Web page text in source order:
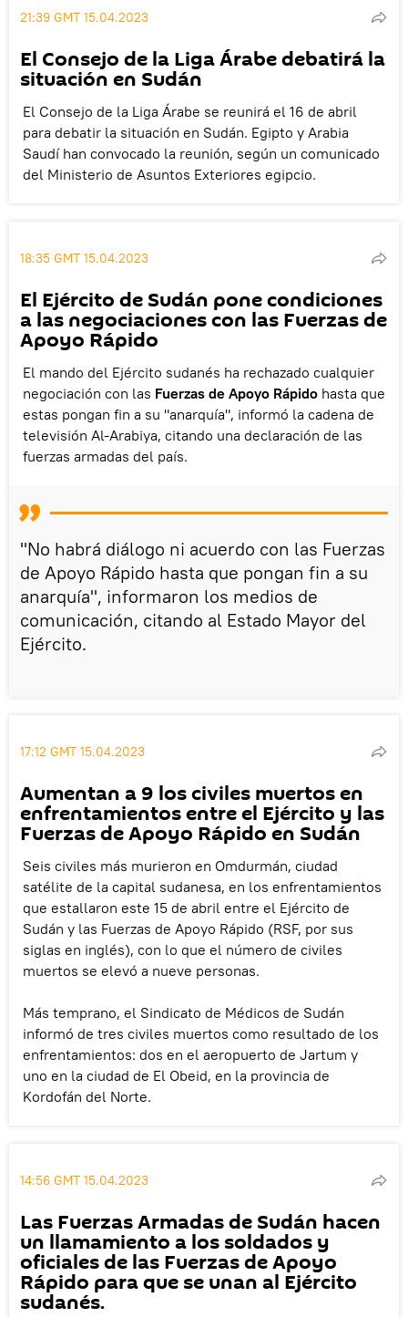
21:39 GMT 15.04.2023
El Consejo de la Liga Árabe debatirá la
situación en Sudán
El Consejo de la Liga Árabe se reunirá el 16 de abril
para debatir la situación en Sudán. Egipto y Arabia
Saudí han convocado la reunión, según un comunicado
del Ministerio de Asuntos Exteriores egipcio.
18:35 GMT 15.04.2023
El Ejército de Sudán pone condiciones
a las negociaciones con las Fuerzas de
Apoyo Rápido
El mando del Ejército sudanés ha rechazado cualquier
negociación con las Fuerzas de Apoyo Rápido hasta que
estas pongan fin a su "anarquía", informó la cadena de
televisión Al-Arabiya, citando una declaración de las
fuerzas armadas del país.
"No habrá diálogo ni acuerdo con las Fuerzas
de Apoyo Rápido hasta que pongan fin a su
anarquía", informaron los medios de
comunicación, citando al Estado Mayor del
Ejército.
17:12 GMT 15.04.2023
Aumentan a 9 los civiles muertos en
enfrentamientos entre el Ejército y las
Fuerzas de Apoyo Rápido en Sudán
Seis civiles más murieron en Omdurmán, ciudad
satélite de la capital sudanesa, en los enfrentamientos
que estallaron este 15 de abril entre el Ejército de
Sudán y las Fuerzas de Apoyo Rápido (RSF, por sus
siglas en inglés), con lo que el número de civiles
muertos se elevó a nueve personas.
Más temprano, el Sindicato de Médicos de Sudán
informó de tres civiles muertos como resultado de los
enfrentamientos: dos en el aeropuerto de Jartum y
uno en la ciudad de El Obeid, en la provincia de
Kordofán del Norte.
14:56 GMT 15.04.2023
Las Fuerzas Armadas de Sudán hacen
un llamamiento a los soldados y
oficiales de las Fuerzas de Apoyo
Rápido para que se unan al Ejército
sudanés.